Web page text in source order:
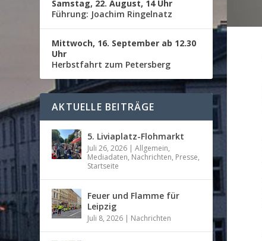
Samstag, 22. August, 14 Uhr
Führung: Joachim Ringelnatz
Mittwoch, 16. September ab 12.30
Uhr
Herbstfahrt zum Petersberg
AKTUELLE BEITRÄGE
5. Liviaplatz-Flohmarkt
Juli 26, 2026 |Allgemein,
Mediadaten, Nachrichten, Presse,
Startseite
Feuer und Flamme für
Leipzig
Juli 8, 2026 | Nachrichten